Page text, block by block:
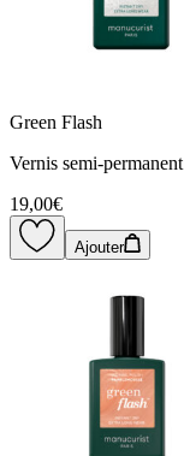
Green Flash
Vernis semi-
19,00€
Ajouter